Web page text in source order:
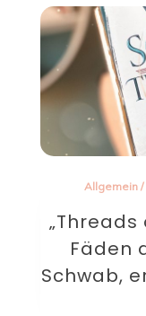
Allgemein/
Fäden
Schwab,